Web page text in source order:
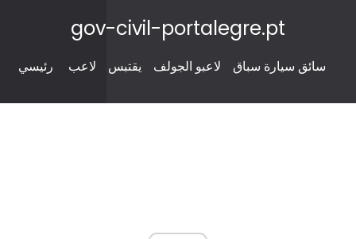
gov-civil-portalegre.pt
رئيسي لاعب يقتبس لاعبو الجولف سائق سيارة سباق